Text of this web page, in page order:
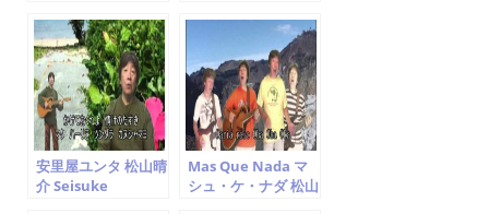
ｓｕｙａｍａ
king cover 松山晴
安里屋ユンタ 松山晴
介 Seisuke
Mas Que Nada マ
シュ・ケ・ナダ 松山